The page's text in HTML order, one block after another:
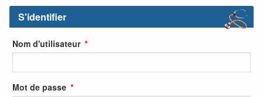
S'identifier
Nom d'utilisateur
Mot de passe